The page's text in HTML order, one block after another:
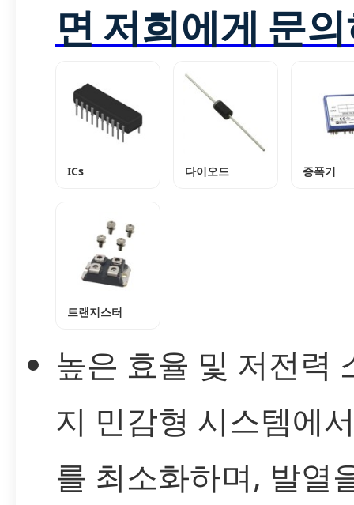
면 저희에게 문
ICs 다이오드 증폭기
트랜지스터
높은 효율 및 저전력
지 민감형 시스템에
를 최소화하며, 발열